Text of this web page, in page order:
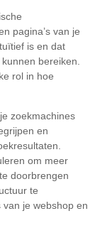
pagina’s van je
is en dat
bereiken.
rol in hoe
zoekmachines
en
om meer
doorbrengen
te
je webshop en